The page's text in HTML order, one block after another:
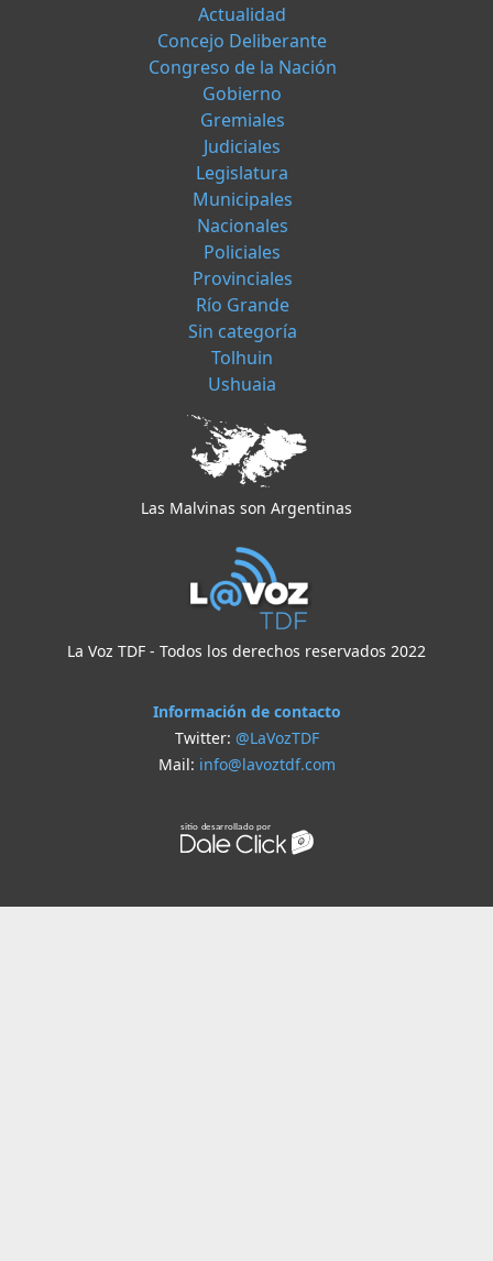
Actualidad
Concejo Deliberante
Congreso de la Nación
Gobierno
Gremiales
Judiciales
Legislatura
Municipales
Nacionales
Policiales
Provinciales
Río Grande
Sin categoría
Tolhuin
Ushuaia
Las Malvinas son Argentinas
La Voz TDF - Todos los derechos reservados 2022
Información de contacto
Twitter: @LaVozTDF
Mail: info@lavoztdf.com